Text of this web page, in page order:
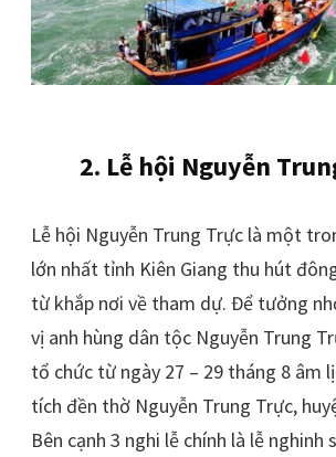
2. Lễ hội Nguyễn
Lễ hội Nguyễn Trung Trực là một
lớn nhất tỉnh Kiên Giang thu hút
từ khắp nơi về tham dự. Để tưởng
vị anh hùng dân tộc Nguyễn Trung
tổ chức từ ngày 27 – 29 tháng 8 âm
tích đền thờ Nguyễn Trung Trực,
Bên cạnh 3 nghi lễ chính là lễ nghinh